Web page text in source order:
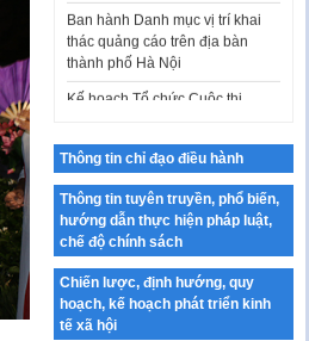
thác quảng cáo trên địa bàn
thành phố Hà Nội
Kế hoạch Tổ chức Cuộc thi
chính luận về bảo vệ nền tảng tư
Công bố công khai dự toán kinh
phí xây dựng pháp luật, hoàn
thiện thể chế, chính…
Quy định về nghiên cứu, ứng
dụng khoa học, công nghệ, đổi
mới sáng tạo và chuyển…
Quy định chi tiết và hướng dẫn
thi hành một số điều của Luật Lý
Thông tin chỉ đạo điều hành
Thông tin tuyên truyền, phổ biến,
hướng dẫn thực hiện pháp luật,
chế độ chính sách
Chiến lược, định hướng, quy
hoạch, kế hoạch phát triển kinh
tế xã hội